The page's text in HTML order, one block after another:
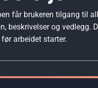
får brukeren tilgang til
beskrivelser og vedlegg.
arbeidet starter.